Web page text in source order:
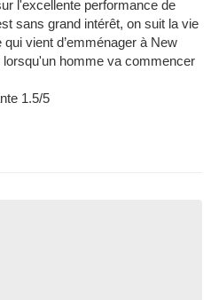
l'excellente performance de
sans grand intérêt, on suit la vie
vient d’emménager à New
homme va commencer
1.5/5